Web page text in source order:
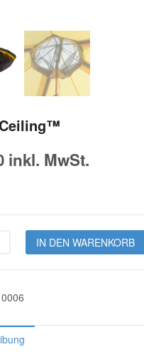
inkl. MwSt.
IN DEN WARENKORB